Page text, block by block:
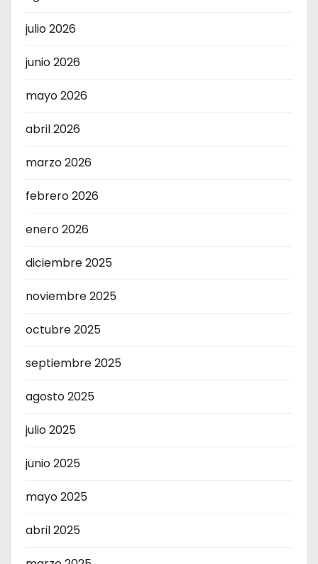
julio 2026
junio 2026
mayo 2026
abril 2026
marzo 2026
febrero 2026
enero 2026
diciembre 2025
noviembre 2025
octubre 2025
septiembre 2025
agosto 2025
julio 2025
junio 2025
mayo 2025
abril 2025